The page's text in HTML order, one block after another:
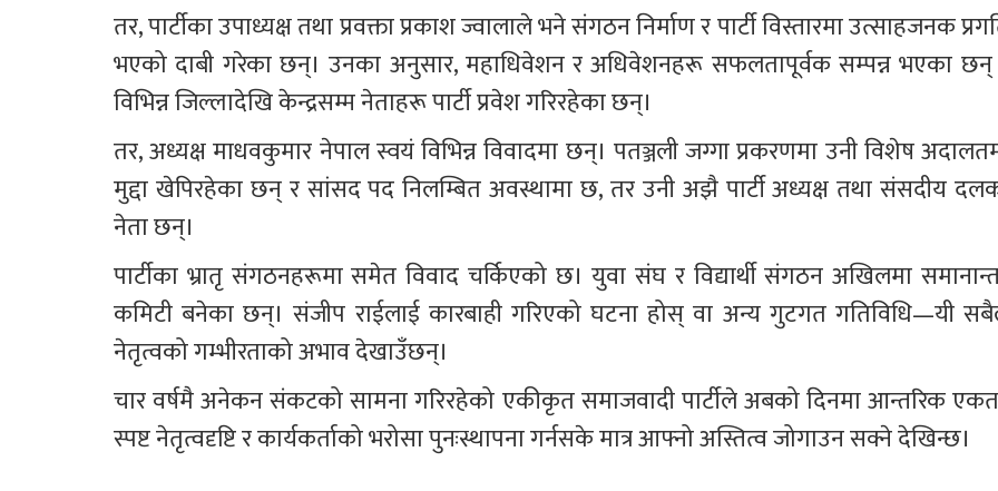
तर, पार्टीका उपाध्यक्ष तथा प्रवक्ता प्रकाश ज्वालाले भने संगठन निर्माण र पार्टी विस्तारमा उत्साहजनक
भएको दाबी गरेका छन्। उनका अनुसार, महाधिवेशन र अधिवेशनहरू सफलतापूर्वक सम्पन्न भएका
विभिन्न जिल्लादेखि केन्द्रसम्म नेताहरू पार्टी प्रवेश गरिरहेका छन्।
तर, अध्यक्ष माधवकुमार नेपाल स्वयं विभिन्न विवादमा छन्। पतञ्जली जग्गा प्रकरणमा उनी विशेष
मुद्दा खेपिरहेका छन् र सांसद पद निलम्बित अवस्थामा छ, तर उनी अझै पार्टी अध्यक्ष तथा संसदीय
नेता छन्।
पार्टीका भ्रातृ संगठनहरूमा समेत विवाद चर्किएको छ। युवा संघ र विद्यार्थी संगठन अखिलमा
कमिटी बनेका छन्। संजीप राईलाई कारबाही गरिएको घटना होस् वा अन्य गुटगत गतिविधि—यी
नेतृत्वको गम्भीरताको अभाव देखाउँछन्।
चार वर्षमै अनेकन संकटको सामना गरिरहेको एकीकृत समाजवादी पार्टीले अबको दिनमा आन्तरिक
स्पष्ट नेतृत्वदृष्टि र कार्यकर्ताको भरोसा पुनःस्थापना गर्नसके मात्र आफ्नो अस्तित्व जोगाउन सक्ने देखिन्छ।